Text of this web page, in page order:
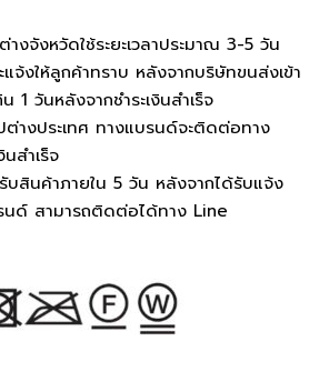
งจังหวัดใช้ระยะเวลาประมาณ 3-5 วัน
จ้งให้ลูกค้าทราบ หลังจากบริษัทขนส่งเข้า
1 วันหลังจากชำระเงินสำเร็จ
างประเทศ ทางแบรนด์จะติดต่อทาง
สำเร็จ
บสินค้าภายใน 5 วัน หลังจากได้รับแจ้ง
นด์ สามารถติดต่อได้ทาง Line